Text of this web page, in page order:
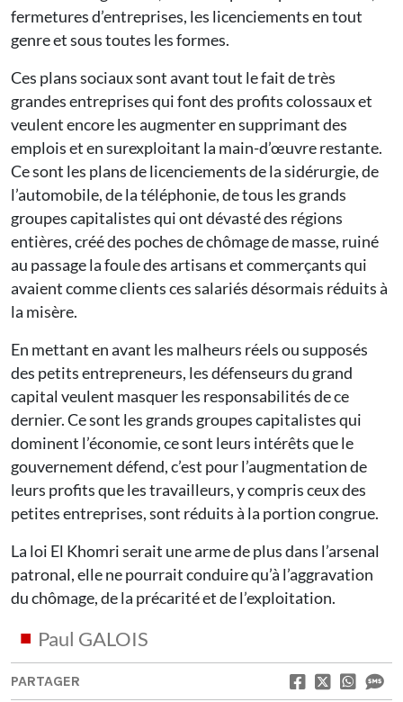
fermetures d’entreprises, les licenciements en tout
genre et sous toutes les formes.
Ces plans sociaux sont avant tout le fait de très
grandes entreprises qui font des profits colossaux et
veulent encore les augmenter en supprimant des
emplois et en surexploitant la main-d’œuvre restante.
Ce sont les plans de licenciements de la sidérurgie, de
l’automobile, de la téléphonie, de tous les grands
groupes capitalistes qui ont dévasté des régions
entières, créé des poches de chômage de masse, ruiné
au passage la foule des artisans et commerçants qui
avaient comme clients ces salariés désormais réduits à
la misère.
En mettant en avant les malheurs réels ou supposés
des petits entrepreneurs, les défenseurs du grand
capital veulent masquer les responsabilités de ce
dernier. Ce sont les grands groupes capitalistes qui
dominent l’économie, ce sont leurs intérêts que le
gouvernement défend, c’est pour l’augmentation de
leurs profits que les travailleurs, y compris ceux des
petites entreprises, sont réduits à la portion congrue.
La loi El Khomri serait une arme de plus dans l’arsenal
patronal, elle ne pourrait conduire qu’à l’aggravation
du chômage, de la précarité et de l’exploitation.
Paul GALOIS
PARTAGER